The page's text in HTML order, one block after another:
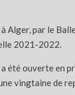
par le
2021-2022.
été ouverte en
vingtaine de